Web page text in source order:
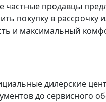
продавцы
покупку в рассрочку
и максимальный
дилерские
до сервисного